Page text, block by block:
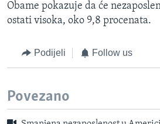
Obame pokazuje da će
ostati visoka, oko 9,8 procenata.
Podijeli Follow us
Povezano